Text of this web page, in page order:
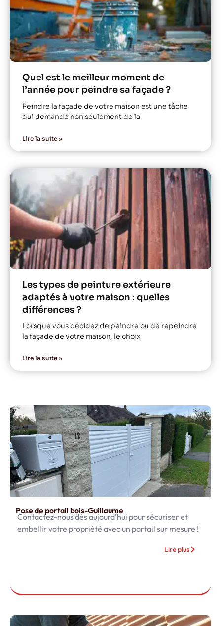
Quel est le meilleur moment de
l’année pour peindre sa façade ?
Peindre la façade de votre maison est une tâche
qui demande non seulement de la
Lire la suite »
Les types de peinture extérieure
adaptés à votre maison : quelles
différences ?
Lorsque vous décidez de peindre ou de repeindre
la façade de votre maison, le choix
Lire la suite »
Pose de portail bois-Guillaume
Contactez-nous dès aujourd’hui pour sécuriser et
embellir votre propriété avec un portail sur mesure !
Lire plus